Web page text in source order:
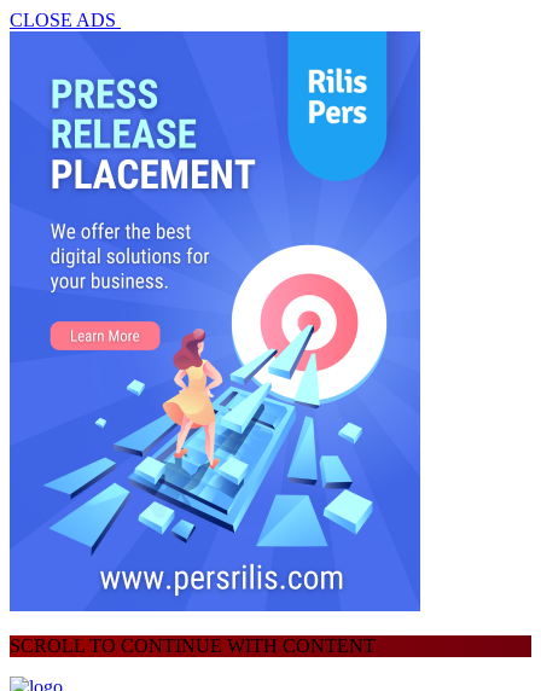
CLOSE ADS
SCROLL TO CONTINUE WITH CONTENT